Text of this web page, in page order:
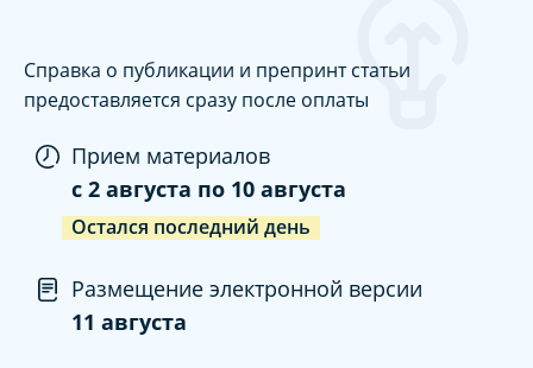
Справка о публикации и препринт статьи
предоставляется сразу после оплаты
Прием материалов
c 2 августа по 10 августа
Остался последний день
Размещение электронной версии
11 августа